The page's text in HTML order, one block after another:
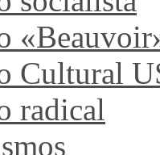
Cultural
radical